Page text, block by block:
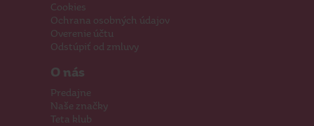
Cookies
Ochrana osobných údajov
Overenie účtu
Odstúpiť od zmluvy
O nás
Predajne
Naše značky
Teta klub